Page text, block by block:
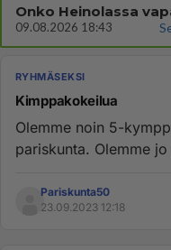
09.08.2026 18:43
RYHMÄSEKSI
Kimppakokeilua
Olemme noin 5-
pariskunta. Olemme
Pariskunta50
23.09.2023 12:18